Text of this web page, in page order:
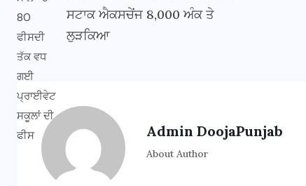
ਸਟਾਕ ਐਕਸਚੇਂਜ 8,000 ਅੰਕ ਤੇ
ਲੁੜਕਿਆ
Admin DoojaPunjab
About Author